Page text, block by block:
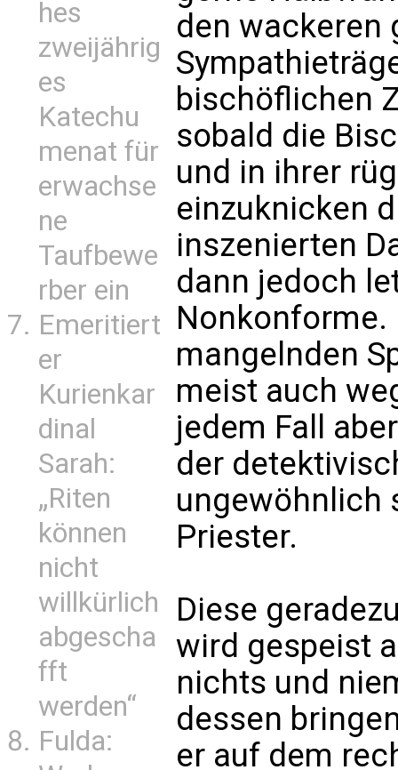
hes
zweijährig
es
Katechu
menat für
erwachse
ne
Taufbewe
rber ein
Emeritiert
er
Kurienkar
dinal
Sarah:
„Riten
können
nicht
willkürlich
abgescha
fft
werden“
Fulda:
den wackeren
bischöflichen
sobald die
und in ihrer
einzuknicken
inszenierten
dann jedoch
Nonkonforme.
mangelnden
meist auch
jedem Fall
der
ungewöhnlich
Priester.
Diese
wird gespeist
nichts und
dessen
er auf dem